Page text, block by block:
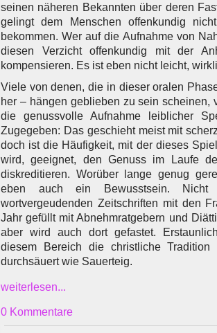
seinen näheren Bekannten über deren
gelingt dem Menschen offenkundig
bekommen. Wer auf die Aufnahme von
diesen Verzicht offenkundig mit der
kompensieren. Es ist eben nicht leicht,
Viele von denen, die in dieser oralen
her – hängen geblieben zu sein scheinen,
die genussvolle Aufnahme leiblicher
Zugegeben: Das geschieht meist mit
doch ist die Häufigkeit, mit der dieses
wird, geeignet, den Genuss im Laufe
diskreditieren. Worüber lange genug
eben auch ein Bewusstsein.
wortvergeudenden Zeitschriften mit den
Jahr gefüllt mit Abnehmratgebern und
aber wird auch dort gefastet.
diesem Bereich die christliche
durchsäuert wie Sauerteig.
weiterlesen...
0 Kommentare